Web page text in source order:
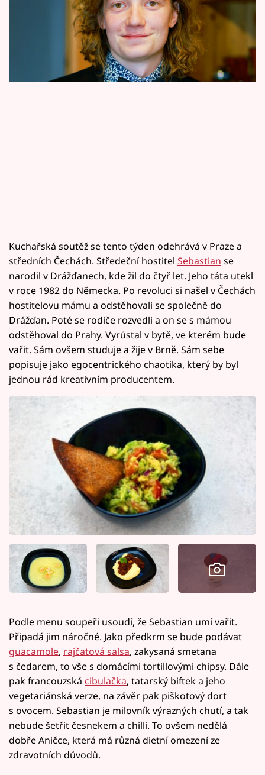
Sledujte prima+
Filmový festival Karlovy Vary
nevychlazeným tatarákem. Co všechno o sobě
prozradí a jak se hosté projeví?
Kuchařská soutěž se tento týden odehrává v Praze a
středních Čechách. Středeční hostitel Sebastian se
narodil v Drážďanech, kde žil do čtyř let. Jeho táta utekl
v roce 1982 do Německa. Po revoluci si našel v Čechách
hostitelovu mámu a odstěhovali se společně do
Drážďan. Poté se rodiče rozvedli a on se s mámou
odstěhoval do Prahy. Vyrůstal v bytě, ve kterém bude
vařit. Sám ovšem studuje a žije v Brně. Sám sebe
popisuje jako egocentrického chaotika, který by byl
jednou rád kreativním producentem.
Podle menu soupeři usoudí, že Sebastian umí vařit.
Připadá jim náročné. Jako předkrm se bude podávat
guacamole, rajčatová salsa, zakysaná smetana
s čedarem, to vše s domácími tortillovými chipsy. Dále
pak francouzská cibulačka, tatarský biftek a jeho
vegetariánská verze, na závěr pak piškotový dort
s ovocem. Sebastian je milovník výrazných chutí, a tak
nebude šetřit česnekem a chilli. To ovšem nedělá
dobře Aničce, která má různá dietní omezení ze
zdravotních důvodů.